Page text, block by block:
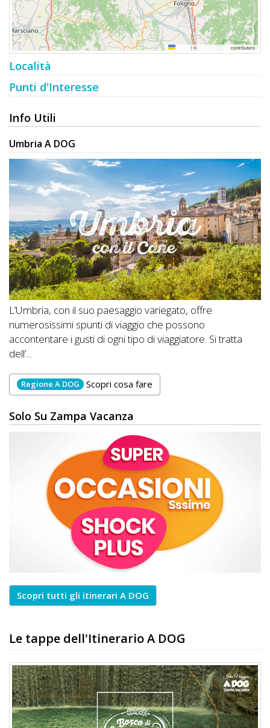
|© contributors
Località
Punti d'Interesse
Info Utili
Umbria A DOG
L’Umbria, con il suo paesaggio variegato, offre
numerosissimi spunti di viaggio che possono
accontentare i gusti di ogni tipo di viaggiatore. Si tratta
dell’...
Regione A DOG Scopri cosa fare
Solo Su Zampa Vacanza
Scopri tutti gli itinerari A DOG
Le tappe dell'Itinerario A DOG